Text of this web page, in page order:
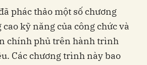
phác thảo một số chương
kỹ năng của công chức và
chính phủ trên hành trình
Các chương trình này bao